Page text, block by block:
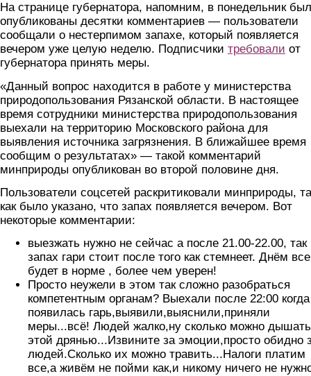
На странице губернатора, напомним, в понедельник
опубликованы десятки комментариев — пользователи
сообщали о нестерпимом запахе, который появляется
вечером уже целую неделю. Подписчики требовали от
губернатора принять меры.
«Данный вопрос находится в работе у министерства
природопользования Рязанской области. В настоящее
время сотрудники министерства природопользования
выехали на территорию Московского района для
выявления источника загрязнения. В ближайшее время
сообщим о результатах» — такой комментарий
минприроды опубликован во второй половине дня.
Пользователи соцсетей раскритиковали минприроды,
как было указано, что запах появляется вечером. Вот
некоторые комментарии:
выезжать нужно не сейчас а после 21.00-22.00, так
запах гари стоит после того как стемнеет. Днём все
будет в норме , более чем уверен!
Просто неужели в этом так сложно разобраться
компетентным органам? Выехали после 22:00 когда
появилась гарь,выявили,выяснили,приняли
меры...всё! Людей жалко,ну сколько можно дышать
этой дрянью...Извините за эмоции,просто обидно
людей.Сколько их можно травить...Налоги платим
все,а живём не пойми как,и никому ничего не